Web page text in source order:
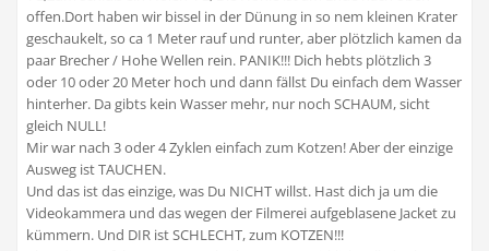
offen.Dort haben wir bissel in der Dünung in so nem kleinen Krater
geschaukelt, so ca 1 Meter rauf und runter, aber plötzlich kamen da
paar Brecher / Hohe Wellen rein. PANIK!!! Dich hebts plötzlich 3
oder 10 oder 20 Meter hoch und dann fällst Du einfach dem Wasser
hinterher. Da gibts kein Wasser mehr, nur noch SCHAUM, sicht
gleich NULL!
Mir war nach 3 oder 4 Zyklen einfach zum Kotzen! Aber der einzige
Ausweg ist TAUCHEN.
Und das ist das einzige, was Du NICHT willst. Hast dich ja um die
Videokammera und das wegen der Filmerei aufgeblasene Jacket zu
kümmern. Und DIR ist SCHLECHT, zum KOTZEN!!!